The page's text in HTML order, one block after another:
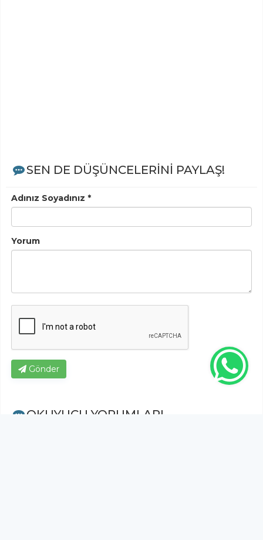
SEN DE DÜŞÜNCELERİNİ PAYLAŞ!
Adınız Soyadınız *
Yorum
Gönder
OKUYUCU YORUMLARI